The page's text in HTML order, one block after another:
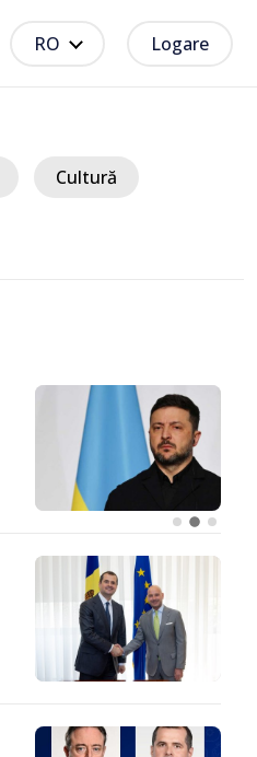
RO Logare
Cultură